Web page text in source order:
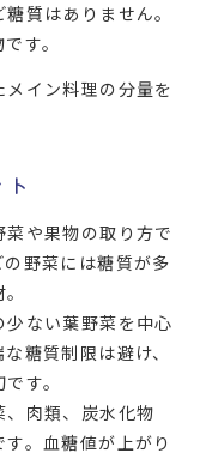
質はありません。
す。
イン料理の分量を
や果物の取り方で
野菜には糖質が多
ない葉野菜を中心
糖質制限は避け、
す。
肉類、炭水化物
。血糖値が上がり